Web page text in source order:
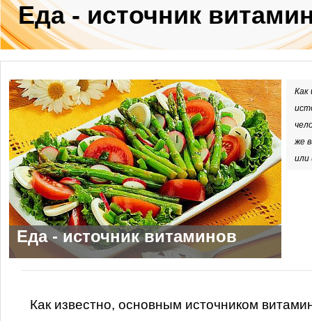
Еда - источник
Как
же
или
Еда - источник витаминов
Как известно, основным источником